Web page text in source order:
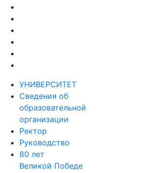
УНИВЕРСИТЕТ
Сведения об
образовательной
организации
Ректор
Руководство
80 лет
Великой Победе